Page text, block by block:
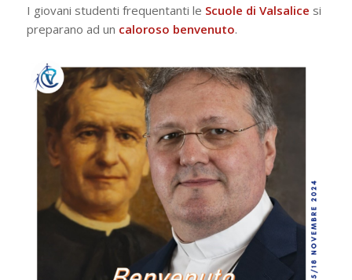
I giovani studenti frequentanti le Scuole di Valsalice si
preparano ad un caloroso benvenuto.